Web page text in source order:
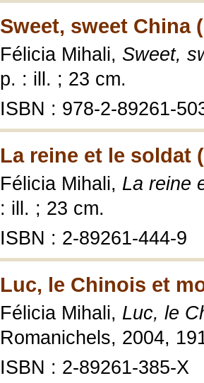
Sweet, sweet China
Félicia Mihali, Sweet,
p. : ill. ; 23 cm.
ISBN : 978-2-89261-
La reine et le soldat
Félicia Mihali, La reine
: ill. ; 23 cm.
ISBN : 2-89261-444-9
Luc, le Chinois et
Félicia Mihali, Luc, le
Romanichels, 2004,
ISBN : 2-89261-385-X